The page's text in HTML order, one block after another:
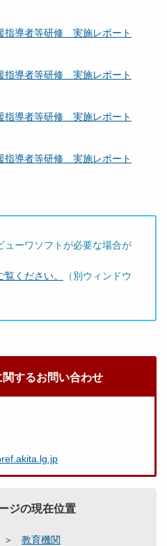
導者等研修 実施レポート
導者等研修 実施レポート
導者等研修 実施レポート
導者等研修 実施レポート
ューワソフトが必要な場合が
ください。
（別ウィンドウ
するお問い合わせ
ジの現在位置
教育機関